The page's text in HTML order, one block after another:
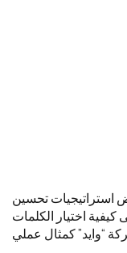
استراتيجيات تحسين
اختيار الكلمات